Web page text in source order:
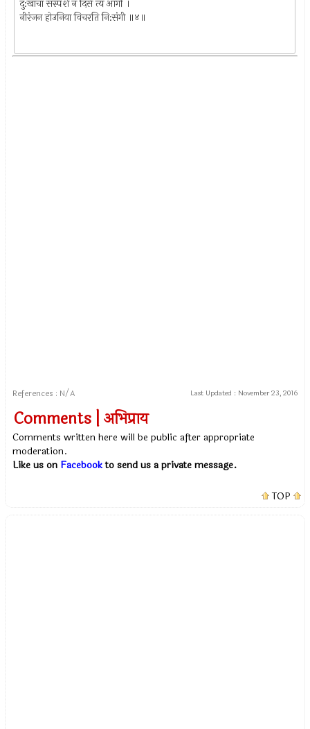
दु:खाचा संस्पर्श न दिसे त्य आंगीं ।
नीरंजन होउनिया विचरति नि:संगी ॥४॥
References : N/A Last Updated : November 23, 2016
Comments | अभिप्राय
Comments written here will be public after appropriate
moderation.
Like us on Facebookto send us a private message.
TOP